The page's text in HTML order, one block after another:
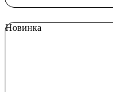
Новинка